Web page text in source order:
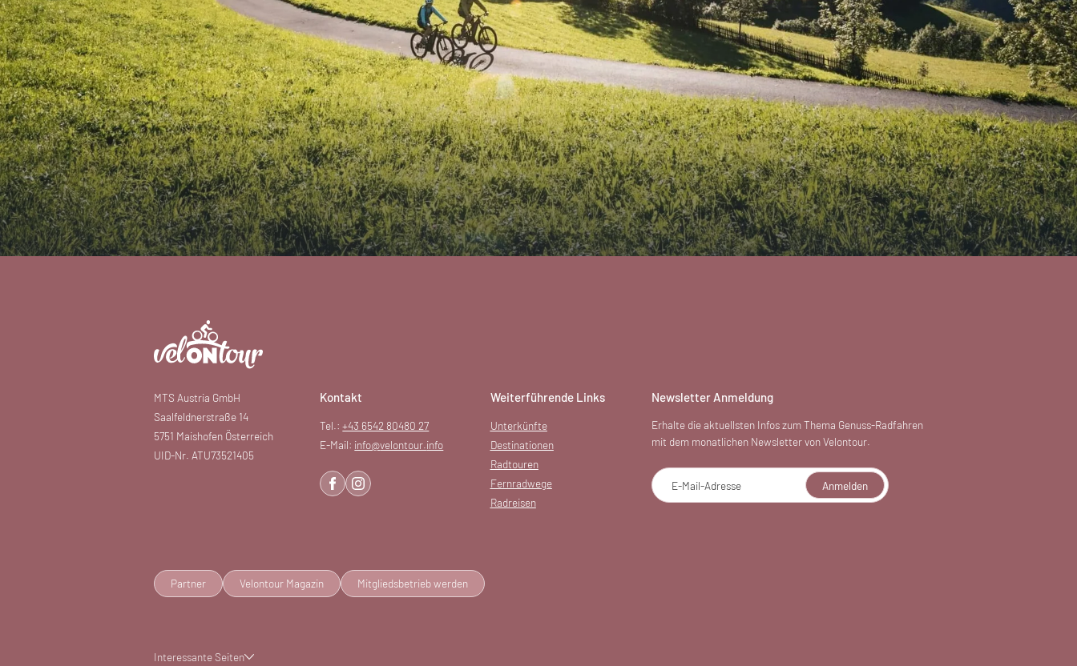
MTS Austria GmbH
Saalfeldnerstraße 14
5751 Maishofen Österreich
UID-Nr. ATU73521405
Kontakt
Tel.: +43 6542 80480 27
E-Mail: info@velontour.info
Weiterführende Links
Unterkünfte
Destinationen
Radtouren
Fernradwege
Radreisen
Newsletter Anmeldung
Erhalte die aktuellsten Infos zum Thema Genuss-Radfahren
mit dem monatlichen Newsletter von Velontour.
E-Mail-Adresse Anmelden
Partner Velontour Magazin Mitgliedsbetrieb werden
Interessante Seiten